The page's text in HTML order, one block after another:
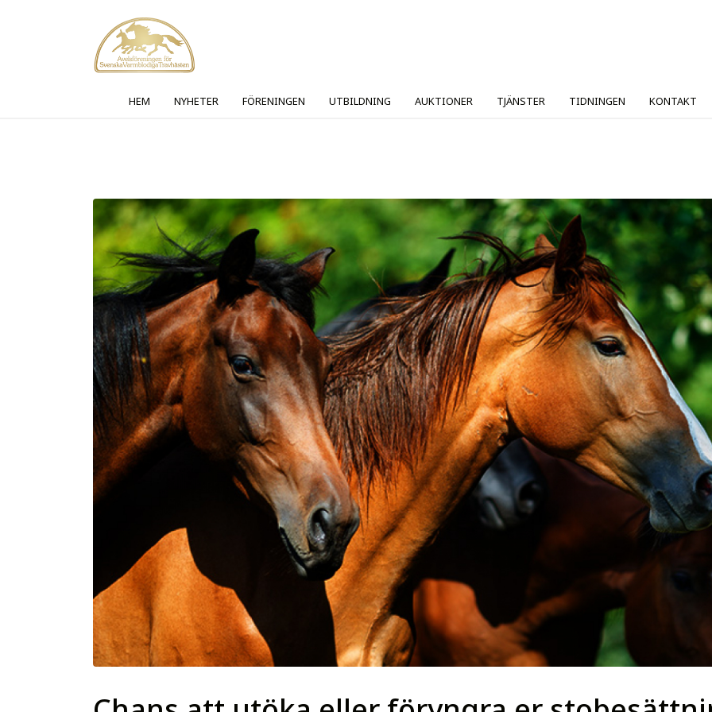
HEM NYHETER FÖRENINGEN UTBILDNING AUKTIONER TJÄNSTER TIDNINGEN KONTAKT